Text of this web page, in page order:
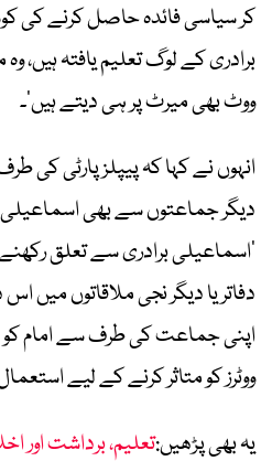
کر سیاسی فائدہ حاصل کرنے کی
برادری کے لوگ تعلیم یافتہ ہیں،
ووٹ بھی میرٹ پر ہی دیتے ہیں‘۔
انہوں نے کہا کہ پیپلز پارٹی کی
دیگر جماعتوں سے بھی اسماعیلی
’اسماعیلی برادری سے تعلق
دفاتر یا دیگر نجی ملاقاتوں میں
اپنی جماعت کی طرف سے امام کو
ووٹرز کو متاثر کرنے کے لیے
یہ بھی پڑھیں:تعلیم، برداشت اور